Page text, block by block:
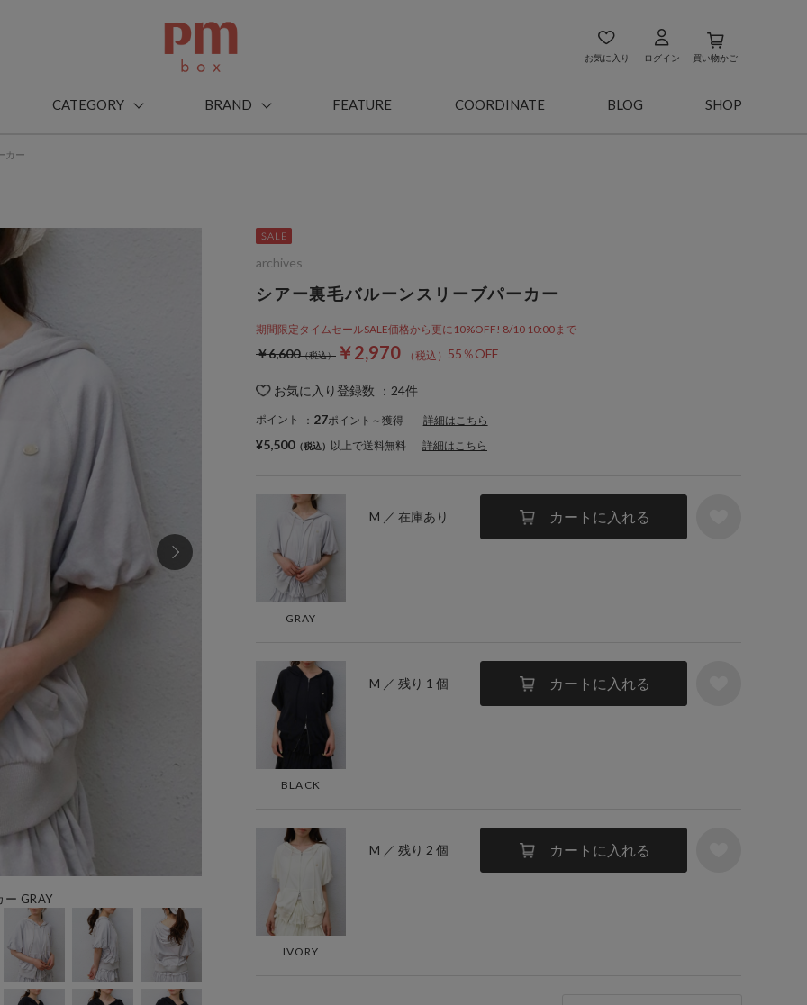
お気に入り ログイン 買い物かご
CATEGORY BRAND FEATURE COORDINATE BLOG SHOP
カー
GRAY
シアー裏毛バルーンスリーブパーカー
期間限定タイムセールSALE価格から更に10%OFF! 8/10 10:00まで
￥2,970 55％OFF
￥6,600
お気に入り登録数 ： 24件
ポイント ： 27ポイント～獲得 詳細はこちら
GRAY
M ／ 在庫あり カートに入れる
BLACK
M ／ 残り 1 個 カートに入れる
IVORY
M ／ 残り 2 個 カートに入れる
archives
¥5,500 以上で送料無料 詳細はこちら